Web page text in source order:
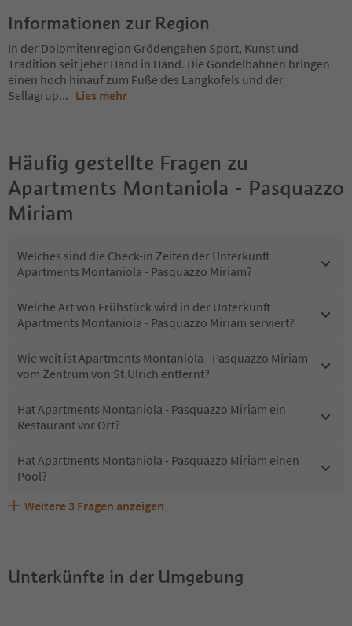
Informationen zur Region
In der Dolomitenregion Grödengehen Sport, Kunst und
Tradition seit jeher Hand in Hand. Die Gondelbahnen bringen
einen hoch hinauf zum Fuße des Langkofels und der
Sellagrup... Lies mehr
Häufig gestellte Fragen zu
Apartments Montaniola - Pasquazzo
Miriam
Welches sind die Check-in Zeiten der Unterkunft
Apartments Montaniola - Pasquazzo Miriam?
Welche Art von Frühstück wird in der Unterkunft
Apartments Montaniola - Pasquazzo Miriam serviert?
Wie weit ist Apartments Montaniola - Pasquazzo Miriam
vom Zentrum von St.Ulrich entfernt?
Hat Apartments Montaniola - Pasquazzo Miriam ein
Restaurant vor Ort?
Hat Apartments Montaniola - Pasquazzo Miriam einen
Pool?
Sind Haustiere in der Unterkunft Apartments Montaniola
Welche Services bietet Apartments Montaniola -
Erhalten die Gäste von Apartments Montaniola -
Weitere 3 Fragen anzeigen
Unterkünfte in der Umgebung